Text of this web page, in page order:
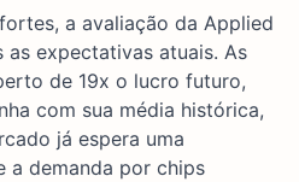
a avaliação da Applied
as expectativas atuais. As
de 19x o lucro futuro,
com sua média histórica,
já espera uma
a demanda por chips